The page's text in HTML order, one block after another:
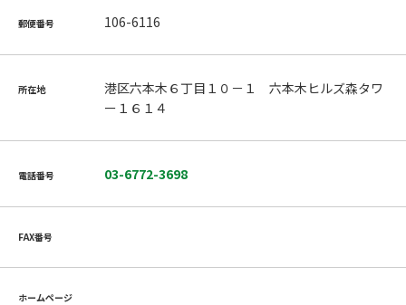
郵便番号 106-6116
所在地
港区六本木６丁目１０－１ 六本木ヒルズ森タワ
ー１６１４
電話番号 03-6772-3698
FAX番号
ホームページ